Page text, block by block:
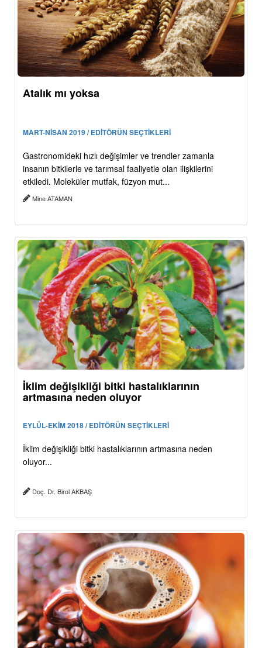
Atalık mı yoksa
MART-NİSAN 2019 / EDİTÖRÜN SEÇTİKLERİ
Gastronomideki hızlı değişimler ve trendler zamanla
insanın bitkilerle ve tarımsal faaliyetle olan ilişkilerini
etkiledi. Moleküler mutfak, füzyon mut...
Mine ATAMAN
İklim değişikliği bitki hastalıklarının
artmasına neden oluyor
EYLÜL-EKİM 2018 / EDİTÖRÜN SEÇTİKLERİ
İklim değişikliği bitki hastalıklarının artmasına neden
oluyor...
Doç. Dr. Birol AKBAŞ